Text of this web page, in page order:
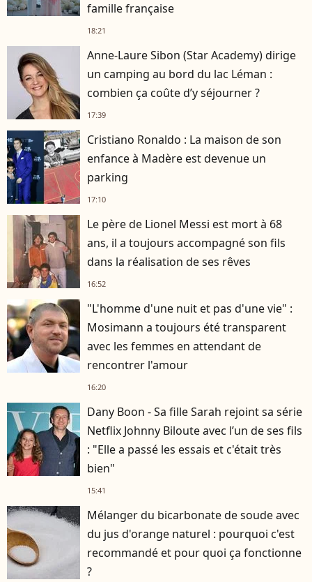
famille française
18:21
Anne-Laure Sibon (Star Academy) dirige
un camping au bord du lac Léman :
combien ça coûte d’y séjourner ?
17:39
Cristiano Ronaldo : La maison de son
enfance à Madère est devenue un
parking
17:10
Le père de Lionel Messi est mort à 68
ans, il a toujours accompagné son fils
dans la réalisation de ses rêves
16:52
"L'homme d'une nuit et pas d'une vie" :
Mosimann a toujours été transparent
avec les femmes en attendant de
rencontrer l'amour
16:20
Dany Boon - Sa fille Sarah rejoint sa série
Netflix Johnny Biloute avec l’un de ses fils
: "Elle a passé les essais et c'était très
bien"
15:41
Mélanger du bicarbonate de soude avec
du jus d'orange naturel : pourquoi c'est
recommandé et pour quoi ça fonctionne
?